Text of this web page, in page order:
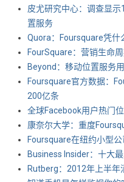
皮尤研究中心：调查显
置服务
Quora：Foursquare凭什
FourSquare：营销生命
Beyond：移动位置服务
Foursquare官方数据：
200亿条
全球Facebook用户热门
康奈尔大学：重度
Foursquare在纽约小型
Business Insider：十大
Rutberg：2012年上半年